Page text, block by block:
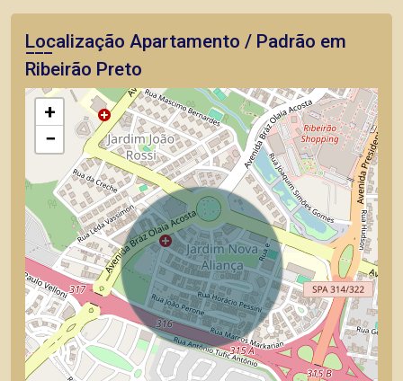
Localização Apartamento / Padrão em
Ribeirão Preto
+
−